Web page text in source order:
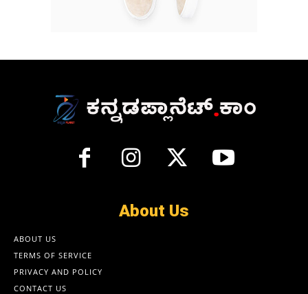
About Us
ABOUT US
TERMS OF SERVICE
PRIVACY AND POLICY
CONTACT US